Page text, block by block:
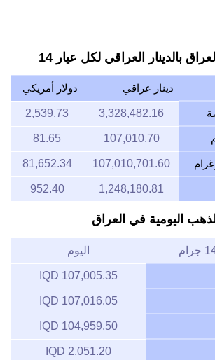
بالدينار العراقي لكل عيار 14
دينار عراقي دولار أمريكي
3,328,482.16
2,539.73
107,010.70
81.65
107,010,701.60
81,652.34
1,248,180.81
952.40
اليومية في العراق
اليوم
107,005.35 IQD
107,016.05 IQD
104,959.50 IQD
2,051.20 IQD